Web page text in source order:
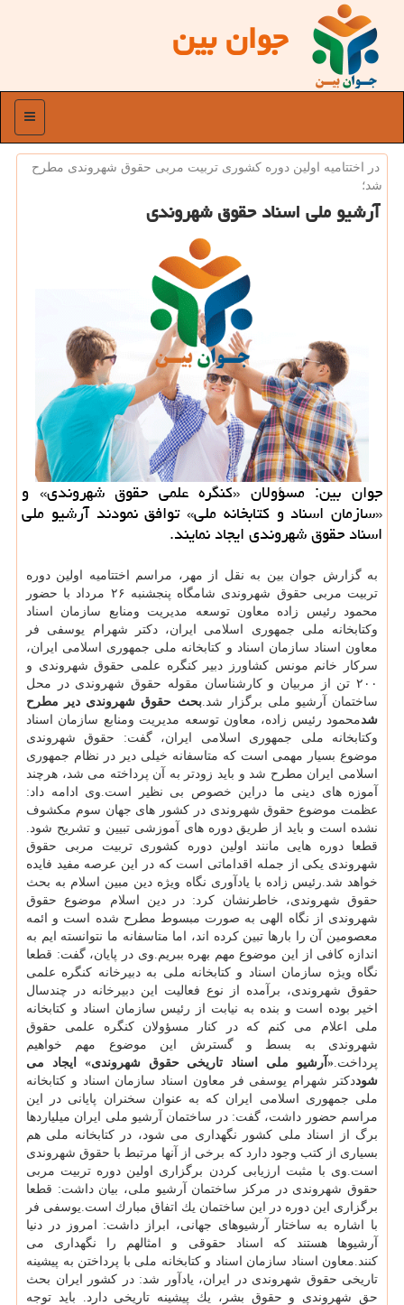
جوان بین
منو
در اختتامیه اولین دوره كشوری تربیت مربی حقوق شهروندی مطرح
شد؛
آرشیو ملی اسناد حقوق شهروندی
جوان بین: مسؤولان «كنگره علمی حقوق شهروندی» و
«سازمان اسناد و كتابخانه ملی» توافق نمودند آرشیو ملی
اسناد حقوق شهروندی ایجاد نمایند.
به گزارش جوان بین به نقل از مهر، مراسم اختتامیه اولین دوره
تربیت مربی حقوق شهروندی شامگاه پنجشنبه ۲۶ مرداد با حضور
محمود رئیس زاده معاون توسعه مدیریت ومنابع سازمان اسناد
وكتابخانه ملی جمهوری اسلامی ایران، دكتر شهرام یوسفی فر
معاون اسناد سازمان اسناد و كتابخانه ملی جمهوری اسلامی ایران،
سركار خانم مونس كشاورز دبیر كنگره علمی حقوق شهروندی و
۲۰۰ تن از مربیان و كارشناسان مقوله حقوق شهروندی در محل
ساختمان آرشیو ملی برگزار شد.بحث حقوق شهروندی دیر مطرح
شدمحمود رئیس زاده، معاون توسعه مدیریت ومنابع سازمان اسناد
وكتابخانه ملی جمهوری اسلامی ایران، گفت: حقوق شهروندی
موضوع بسیار مهمی است كه متاسفانه خیلی دیر در نظام جمهوری
اسلامی ایران مطرح شد و باید زودتر به آن پرداخته می شد، هرچند
آموزه های دینی ما دراین خصوص بی نظیر است.وی ادامه داد:
عظمت موضوع حقوق شهروندی در كشور های جهان سوم مكشوف
نشده است و باید از طریق دوره های آموزشی تبیین و تشریح شود.
قطعا دوره هایی مانند اولین دوره كشوری تربیت مربی حقوق
شهروندی یكی از جمله اقداماتی است كه در این عرصه مفید فایده
خواهد شد.رئیس زاده با یادآوری نگاه ویژه دین مبین اسلام به بحث
حقوق شهروندی، خاطرنشان كرد: در دین اسلام موضوع حقوق
شهروندی از نگاه الهی به صورت مبسوط مطرح شده است و ائمه
معصومین آن را بارها تبین كرده اند، اما متاسفانه ما نتوانسته ایم به
اندازه كافی از این موضوع مهم بهره ببریم.وی در پایان، گفت: قطعا
نگاه ویژه سازمان اسناد و كتابخانه ملی به دبیرخانه كنگره علمی
حقوق شهروندی، برآمده از نوع فعالیت این دبیرخانه در چندسال
اخیر بوده است و بنده به نیابت از رئیس سازمان اسناد و كتابخانه
ملی اعلام می كنم كه در كنار مسؤولان كنگره علمی حقوق
شهروندی به بسط و گسترش این موضوع مهم خواهیم
پرداخت. «آرشیو ملی اسناد تاریخی حقوق شهروندی» ایجاد می
شوددكتر شهرام یوسفی فر معاون اسناد سازمان اسناد و كتابخانه
ملی جمهوری اسلامی ایران كه به عنوان سخنران پایانی در این
مراسم حضور داشت، گفت: در ساختمان آرشیو ملی ایران میلیاردها
برگ از اسناد ملی كشور نگهداری می شود، در كتابخانه ملی هم
بسیاری از كتب وجود دارد كه برخی از آنها مرتبط با حقوق شهروندی
است.وی با مثبت ارزیابی كردن برگزاری اولین دوره تربیت مربی
حقوق شهروندی در مركز ساختمان آرشیو ملی، بیان داشت: قطعا
برگزاری این دوره در این ساختمان یك اتفاق مبارك است.یوسفی فر
با اشاره به ساختار آرشیوهای جهانی، ابراز داشت: امروز در دنیا
آرشیوها هستند كه اسناد حقوقی و امثالهم را نگهداری می
كنند.معاون اسناد سازمان اسناد و كتابخانه ملی با پرداختن به پیشینه
تاریخی حقوق شهروندی در ایران، یادآور شد: در كشور ایران بحث
حق شهروندی و حقوق بشر، یك پیشینه تاریخی دارد. باید توجه